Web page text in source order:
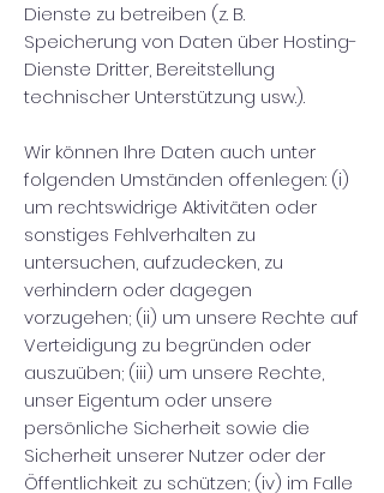
Dienste zu betreiben (z. B.
Speicherung von Daten über Hosting-
Dienste Dritter, Bereitstellung
technischer Unterstützung usw.).
Wir können Ihre Daten auch unter
folgenden Umständen offenlegen: (i)
um rechtswidrige Aktivitäten oder
sonstiges Fehlverhalten zu
untersuchen, aufzudecken, zu
verhindern oder dagegen
vorzugehen; (ii) um unsere Rechte auf
Verteidigung zu begründen oder
auszuüben; (iii) um unsere Rechte,
unser Eigentum oder unsere
persönliche Sicherheit sowie die
Sicherheit unserer Nutzer oder der
Öffentlichkeit zu schützen; (iv) im Falle